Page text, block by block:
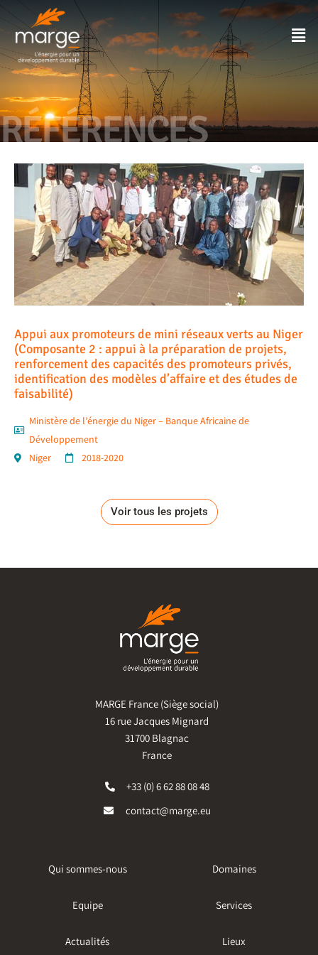
RÉFÉRENCES
Appui aux promoteurs de mini réseaux verts au Niger
(Composante 2 : appui à la préparation de projets,
renforcement des capacités des promoteurs privés,
identification des modèles d’affaire et des études de
faisabilité)
Ministère de l’énergie du Niger – Banque Africaine de
Développement
Niger
2018-2020
Voir tous les projets
MARGE France (Siège social)
16 rue Jacques Mignard
31700 Blagnac
France
+33 (0) 6 62 88 08 48
contact@marge.eu
Qui sommes-nous
Equipe
Actualités
Domaines
Services
Lieux